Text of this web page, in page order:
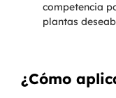
competencia
plantas
¿Cómo